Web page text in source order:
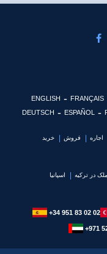
ENGLISH FRANÇAIS
DEUTSCH
ESPAÑOL
خرید فروش اجاره
اسپانیا در ترکیه
+34 951 83 02 02
+971